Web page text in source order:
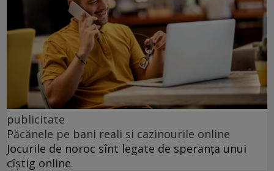
publicitate
Păcănele pe bani reali și cazinourile online
Jocurile de noroc sînt legate de speranța unui
cîștig online.